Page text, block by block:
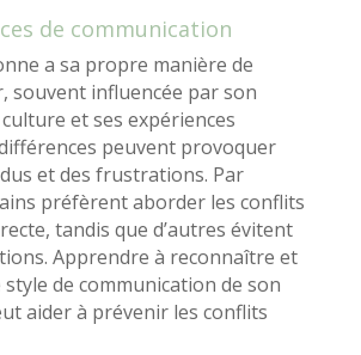
de communication
a sa propre manière de
souvent influencée par son
et ses expériences
peuvent provoquer
et des frustrations. Par
préfèrent aborder les conflits
tandis que d’autres évitent
Apprendre à reconnaître et
de communication de son
aider à prévenir les conflits